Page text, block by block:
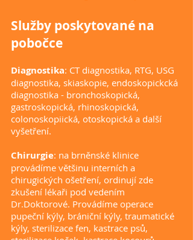
Služby poskytované na
pobočce
Diagnostika: CT diagnostika, RTG, USG
diagnostika, skiaskopie, endoskopickcká
diagnostika - bronchoskopická,
gastroskopická, rhinoskopická,
colonoskopiická, otoskopická a další
vyšetření.
Chirurgie: na brněnské klinice
provádíme většinu interních a
chirugických ošetření, ordinují zde
zkušení lékaři pod vedením
Dr.Doktorové. Provádíme operace
pupeční kýly, brániční kýly, traumatické
kýly, sterilizace fen, kastrace psů,